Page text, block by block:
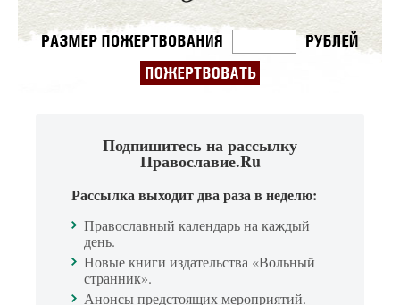
Подпишитесь на рассылку
Православие.Ru
Рассылка выходит два раза в неделю:
Православный календарь на каждый
день.
Новые книги издательства «Вольный
странник».
Анонсы предстоящих мероприятий.